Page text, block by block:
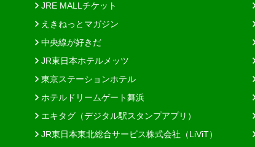
JRE MALLチケット
えきねっとマガジン
中央線が好きだ
JR東日本ホテルメッツ
東京ステーションホテル
ホテルドリームゲート舞浜
エキタグ（デジタル駅スタンプアプリ）
JR東日本東北総合サービス株式会社（LiViT）